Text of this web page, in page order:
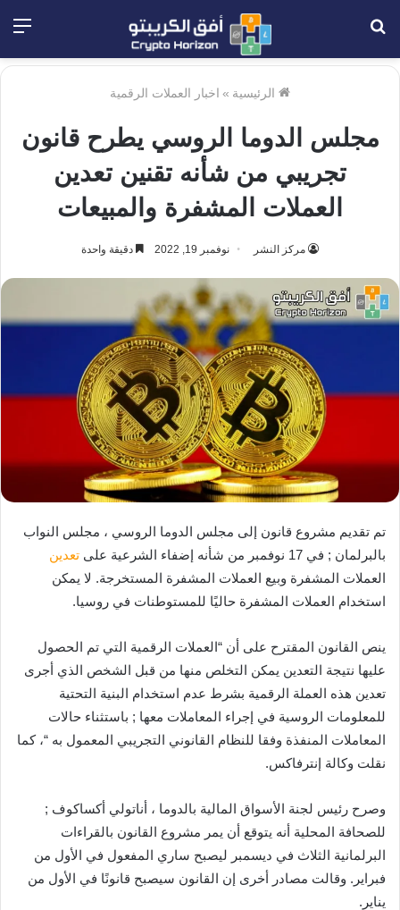
الرئيسية » اخبار العملات الرقمية
مجلس الدوما الروسي يطرح قانون
تجريبي من شأنه تقنين تعدين
العملات المشفرة والمبيعات
مركز النشر نوفمبر 19, 2022 دقيقة واحدة
تم تقديم مشروع قانون إلى مجلس الدوما الروسي ، مجلس النواب
بالبرلمان ; في 17 نوفمبر من شأنه إضفاء الشرعية على
تعدين
العملات المشفرة وبيع العملات المشفرة المستخرجة. لا يمكن
استخدام العملات المشفرة حاليًا للمستوطنات في روسيا.
ينص القانون المقترح على أن “العملات الرقمية التي تم الحصول
عليها نتيجة التعدين يمكن التخلص منها من قبل الشخص الذي أجرى
تعدين هذه العملة الرقمية بشرط عدم استخدام البنية التحتية
للمعلومات الروسية في إجراء المعاملات معها ; باستثناء حالات
المعاملات المنفذة وفقا للنظام القانوني التجريبي المعمول به “، كما
نقلت وكالة إنترفاكس.
وصرح رئيس لجنة الأسواق المالية بالدوما ، أناتولي أكساكوف ;
للصحافة المحلية أنه يتوقع أن يمر مشروع القانون بالقراءات
البرلمانية الثلاث في ديسمبر ليصبح ساري المفعول في الأول من
فبراير. وقالت مصادر أخرى إن القانون سيصبح قانونًا في الأول من
يناير.